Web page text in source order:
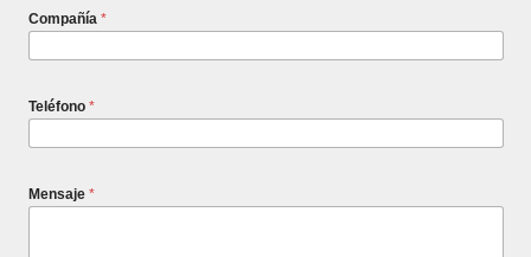
Compañía *
Teléfono *
Mensaje *